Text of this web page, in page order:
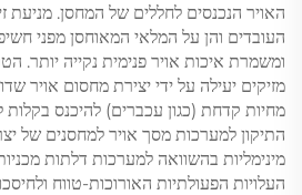
האויר הנכנסים לחללים של המחסן. מניעת
העובדים והן על המלאי המאוחסן מפני
ומשמרת איכות אויר פנימית נקייה יותר.
מזיקים יעילה על ידי יצירת מחסום אויר
מחיות קדחת (כגון עכברים) להיכנס
התיקון למערכות מסך אויר למחסנים של
מינימליות בהשוואה למערכות דלתות
העלויות הפעולתיות האורוכות-טווח